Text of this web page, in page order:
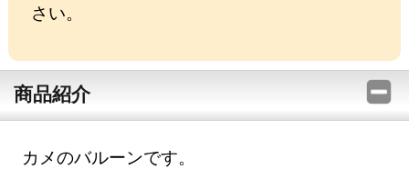
さい。
商品紹介
カメのバルーンです。